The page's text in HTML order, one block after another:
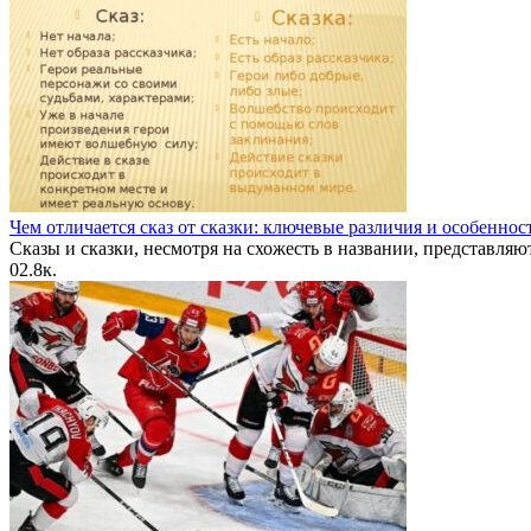
Чем отличается сказ от сказки: ключевые различия и
Сказы и сказки, несмотря на схожесть в названии,
02.8к.